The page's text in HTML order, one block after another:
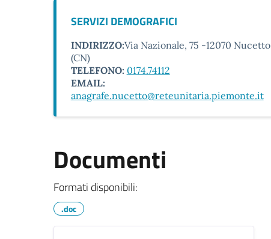
SERVIZI DEMOGRAFICI
INDIRIZZO:Via Nazionale, 75 -12070 Nucetto
(CN)
TELEFONO: 0174.74112
EMAIL:
anagrafe.nucetto@reteunitaria.piemonte.it
Documenti
Formati disponibili:
.doc